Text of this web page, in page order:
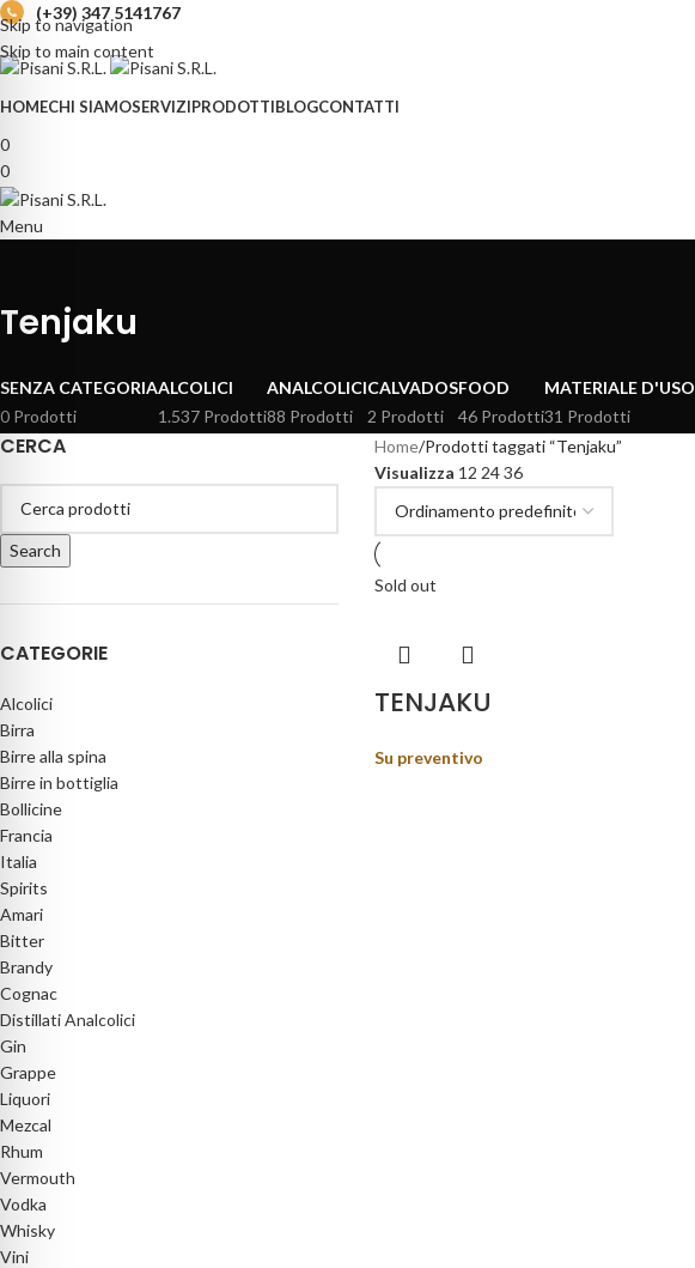
Skip to navigation
Skip to main content
(+39) 347 5141767
HOMECHI SIAMOSERVIZIPRODOTTIBLOGCONTATTI
0
0
Menu
Tenjaku
SENZA CATEGORIA
0 Prodotti
ALCOLICI
1.537 Prodotti
ANALCOLICI
88 Prodotti
CALVADOS
2 Prodotti
FOOD
46 Prodotti
MATERIALE D'USO
31 Prodotti
CERCA
Search
CATEGORIE
Alcolici
Birra
Birre alla spina
Birre in bottiglia
Bollicine
Francia
Italia
Spirits
Amari
Bitter
Brandy
Cognac
Distillati Analcolici
Gin
Grappe
Liquori
Mezcal
Rhum
Vermouth
Vodka
Whisky
Vini
Home Prodotti taggati “Tenjaku”
Visualizza 12 2436
Sold out
TENJAKU
Su preventivo